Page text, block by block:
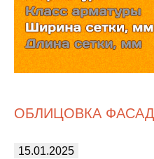
ОБЛИЦОВКА
15.01.2025